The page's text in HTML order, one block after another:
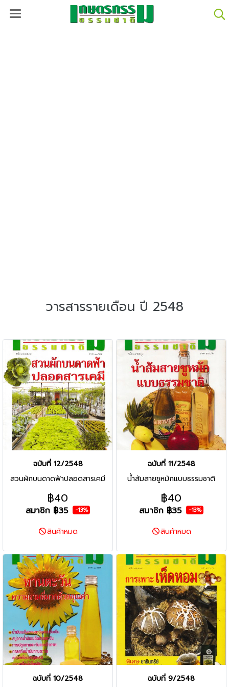
วารสารรายเดือน ปี 2548
ฉบับที่ 12/2548
สวนผักบนดาดฟ้าปลอดสารเคมี
฿40
สมาชิก ฿35 -13%
สินค้าหมด
ฉบับที่ 11/2548
น้ำส้มสายชูหมักแบบธรรมชาติ
฿40
สมาชิก ฿35 -13%
สินค้าหมด
ฉบับที่ 10/2548
ฉบับที่ 9/2548